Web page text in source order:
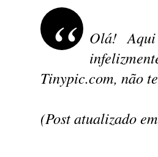
Olá!
Tinypic.com, não
(Post atualizado